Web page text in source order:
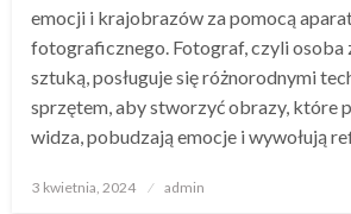
emocji i krajobrazów za pomocą
fotograficznego. Fotograf, czyli osoba
sztuką, posługuje się różnorodnymi
sprzętem, aby stworzyć obrazy, które
widza, pobudzają emocje i wywołują
Opublikowane
3 kwietnia, 2024 admin